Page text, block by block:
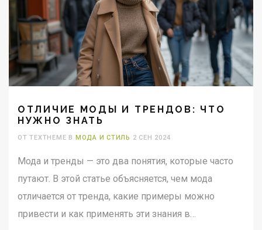
ОТЛИЧИЕ МОДЫ И ТРЕНДОВ: ЧТО
НУЖНО ЗНАТЬ
ОТ TEXTHEME В МОДА И СТИЛЬ 2 СЕН 2024
Мода и тренды — это два понятия, которые часто
путают. В этой статье объясняется, чем мода
отличается от тренда, какие примеры можно
привести и как применять эти знания в